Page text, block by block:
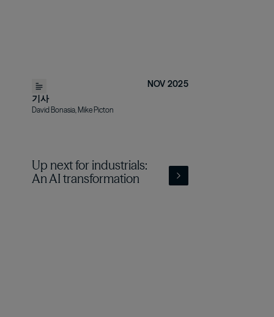
기사
David Bonasia, Mike Picton
NOV 2025
Up next for industrials:
An AI transformation